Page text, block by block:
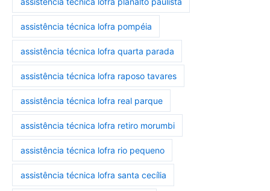
assistência técnica lofra pompéia
assistência técnica lofra quarta parada
assistência técnica lofra raposo tavares
assistência técnica lofra real parque
assistência técnica lofra retiro morumbi
assistência técnica lofra rio pequeno
assistência técnica lofra santa cecília